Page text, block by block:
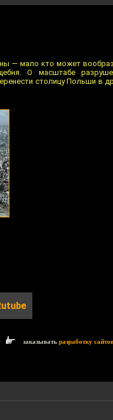
— мало кто может
О масштабе
столицу Польши в
заказывать разработку